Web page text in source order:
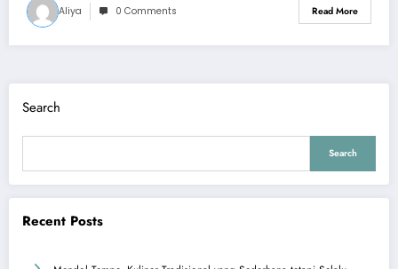
Aliya 0 Comments Read More
Search
Search
Recent Posts